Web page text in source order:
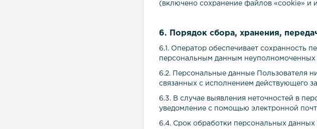
(включено сохранение файлов «cookie» и
6. Порядок сбора, хранения,
6.1. Оператор обеспечивает
персональным данным неуполномоченных
6.2. Персональные данные Пользователя
связанных с исполнением действующего
6.3. В случае выявления неточностей в
уведомление с помощью электронной
6.4. Срок обработки персональных данных